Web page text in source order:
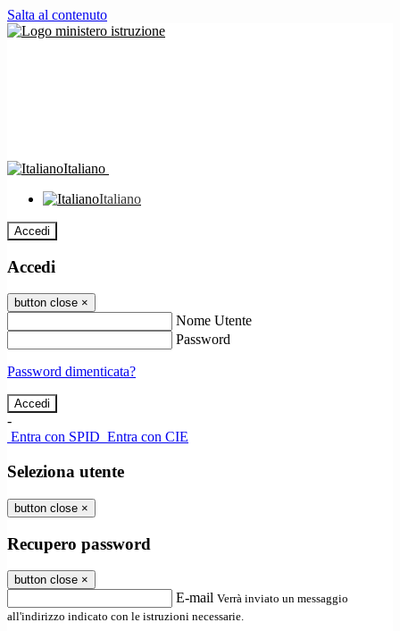
Salta al contenuto
Italiano
Italiano
Accedi
Accedi
button close ×
Nome Utente
Password
Password dimenticata?
-
Entra con SPID Entra con CIE
Seleziona utente
button close ×
Recupero password
button close ×
E-mail Verrà inviato un messaggio
all'indirizzo indicato con le istruzioni necessarie.